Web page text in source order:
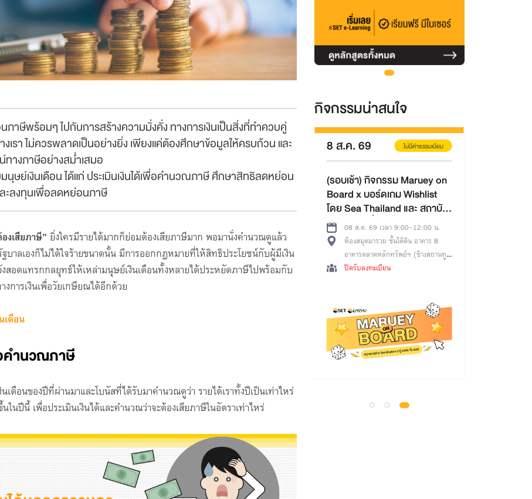
าษีพร้อมๆ ไปกับการสร้างความมั่งคั่ง ทางการเงินเป็นสิ่งที่ทำควบคู่
เรา ไม่ควรพลาดเป็นอย่างยิ่ง เพียงแค่ต้องศึกษาข้อมูลให้ครบถ้วน และ
างภาษีอย่างสม่ำเสมอ
ษย์เงินเดือน ได้แก่ ประเมินเงินได้เพื่อคำนวณภาษี ศึกษาสิทธิลดหย่อน
ะลงทุนเพื่อลดหย่อนภาษี
เสียภาษี” ยิ่งใครมีรายได้มากก็ย่อมต้องเสียภาษีมาก พอมานั่งคำนวณดูแล้ว
บาลเองก็ไม่ได้ใจร้ายขนาดนั้น มีการออกกฎหมายที่ให้สิทธิประโยชน์กับผู้มีเงิน
อดแทรกกลยุทธ์ให้เหล่ามนุษย์เงินเดือนทั้งหลายได้ประหยัดภาษีไปพร้อมกับ
งการเงินเพื่อวัยเกษียณได้อีกด้วย
ดือน
คำนวณภาษี
เดือนของปีที่ผ่านมาและโบนัสที่ได้รับมาคำนวณดูว่า รายได้เราทั้งปีเป็นเท่าไหร่
นปีนี้ เพื่อประเมินเงินได้และคำนวณว่าจะต้องเสียภาษีในอัตราเท่าไหร่
กิจกรรมน่าสนใจ
31 มี.ค.-
30 พ.ย. 69
โครงการ TFEX Academy+
31 มี.ค. 69 - 30 พ.ย. 69 เวลา
3:00-23:55 น.
13 ก.ค.-
31 ส.ค. 69
NOVA TFEX Trading League
Season 1 (ลงทะเบียนผ่าน Link
13 ก.ค. 69 - 31 ส.ค. 69 เวลา
0:00-23:55 น.
Online
เปิดรับ : 9999 ที่นั่ง (ที่นั่งเต็ม)
8 ส.ค. 69 ไม่มีค่าธรรมเนียม
(รอบเช้า) กิจกรรม Maruey on
Board x บอร์ดเกม Wishlist
โดย Sea Thailand และ สถาบัน
08 ส.ค. 69 เวลา 9:00-12:00 น.
ห้องสมุดมารวย ชั้นใต้ดิน อาคาร B
อาคารตลาดหลักทรัพย์ฯ (ข้างสถานทูต
จีน) ใกล้ MRT ศูนย์วัฒนธรรมฯ
ปิดรับลงทะเบียน